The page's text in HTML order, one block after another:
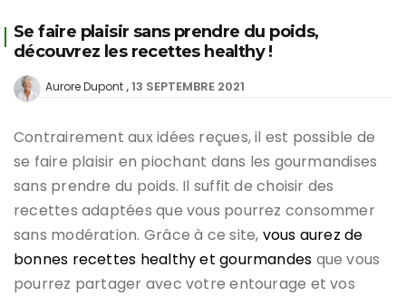
Se faire plaisir sans prendre du poids,
découvrez les recettes healthy !
Aurore Dupont 13 SEPTEMBRE 2021
Contrairement aux idées reçues, il est possible de
se faire plaisir en piochant dans les gourmandises
sans prendre du poids. Il suffit de choisir des
recettes adaptées que vous pourrez consommer
sans modération. Grâce à ce site, vous aurez de
bonnes recettes healthy et gourmandes que vous
pourrez partager avec votre entourage et vos